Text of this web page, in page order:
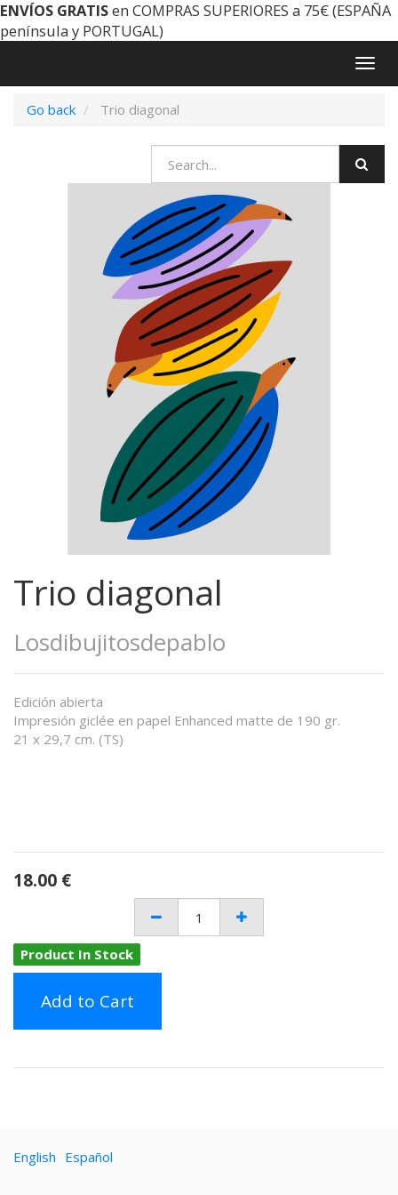
ENVÍOS GRATISen COMPRAS SUPERIORES a 75€ (ESPAÑA
península y PORTUGAL)
Go back
Trio diagonal
Trio diagonal
Losdibujitosdepablo
Edición abierta
Impresión giclée en papel Enhanced matte de 190 gr.
21 x 29,7 cm. (TS)
18.00 €
Product In Stock
Add to Cart
English Español